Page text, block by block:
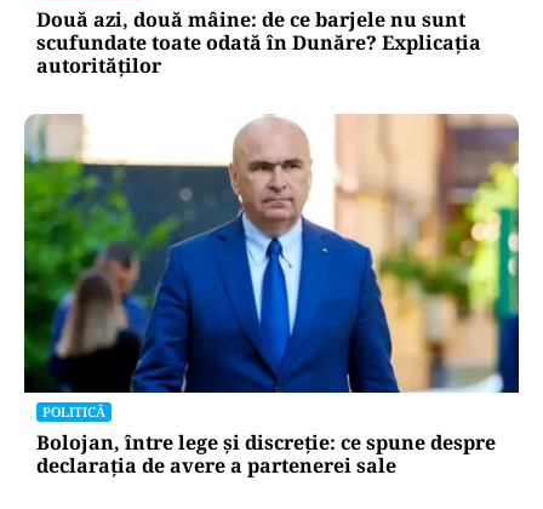
Două azi, două mâine: de ce barjele nu sunt
scufundate toate odată în Dunăre? Explicația
autorităților
POLITICĂ
Bolojan, între lege și discreție: ce spune despre
declarația de avere a partenerei sale